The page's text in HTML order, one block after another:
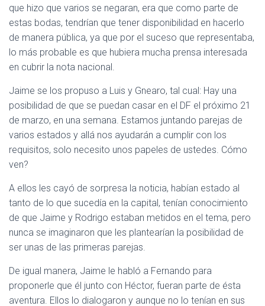
que hizo que varios se negaran, era que como parte de
estas bodas, tendrían que tener disponibilidad en hacerlo
de manera pública, ya que por el suceso que representaba,
lo más probable es que hubiera mucha prensa interesada
en cubrir la nota nacional.
Jaime se los propuso a Luis y Gnearo, tal cual: Hay una
posibilidad de que se puedan casar en el DF el próximo 21
de marzo, en una semana. Estamos juntando parejas de
varios estados y allá nos ayudarán a cumplir con los
requisitos, solo necesito unos papeles de ustedes. Cómo
ven?
A ellos les cayó de sorpresa la noticia, habían estado al
tanto de lo que sucedía en la capital, tenían conocimiento
de que Jaime y Rodrigo estaban metidos en el tema, pero
nunca se imaginaron que les plantearían la posibilidad de
ser unas de las primeras parejas.
De igual manera, Jaime le habló a Fernando para
proponerle que él junto con Héctor, fueran parte de ésta
aventura. Ellos lo dialogaron y aunque no lo tenían en sus